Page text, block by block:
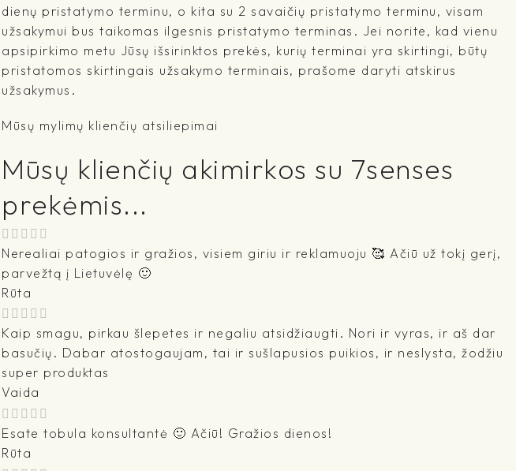
dienų pristatymo terminu, o kita su 2 savaičių pristatymo terminu, visam
užsakymui bus taikomas ilgesnis pristatymo terminas. Jei norite, kad vienu
apsipirkimo metu Jūsų išsirinktos prekės, kurių terminai yra skirtingi, būtų
pristatomos skirtingais užsakymo terminais, prašome daryti atskirus
užsakymus.
Mūsų mylimų klienčių atsiliepimai
Mūsų klienčių akimirkos su 7senses
prekėmis...
Nerealiai patogios ir gražios, visiem giriu ir reklamuoju 🥰 Ačiū už tokį gerį,
parvežtą į Lietuvėlę 🙂
Rūta
Kaip smagu, pirkau šlepetes ir negaliu atsidžiaugti. Nori ir vyras, ir aš dar
basučių. Dabar atostogaujam, tai ir sušlapusios puikios, ir neslysta, žodžiu
super produktas
Vaida
Esate tobula konsultantė 🙂 Ačiū! Gražios dienos!
Rūta